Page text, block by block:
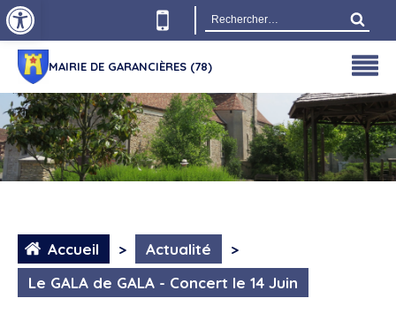
Rechercher :
MAIRIE DE GARANCIÈRES (78)
Accueil > Actualité
>
Le GALA de GALA - Concert le 14 Juin